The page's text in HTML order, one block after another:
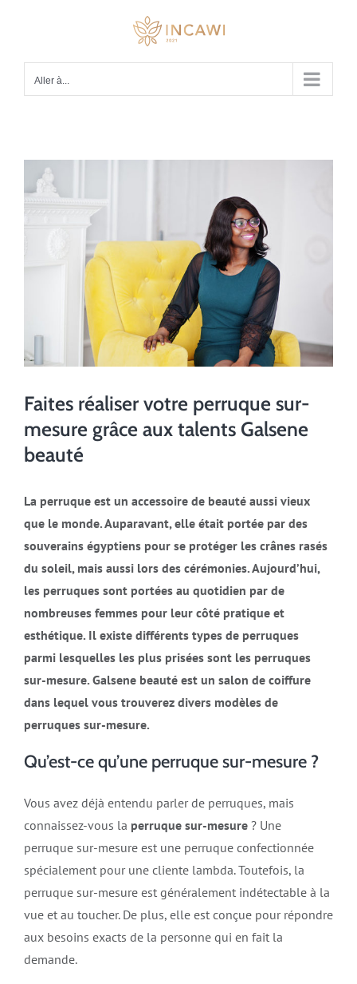
Aller à...
Faites réaliser votre perruque sur-
mesure grâce aux talents Galsene
beauté
La perruque est un accessoire de beauté aussi vieux
que le monde. Auparavant, elle était portée par des
souverains égyptiens pour se protéger les crânes rasés
du soleil, mais aussi lors des cérémonies. Aujourd’hui,
les perruques sont portées au quotidien par de
nombreuses femmes pour leur côté pratique et
esthétique. Il existe différents types de perruques
parmi lesquelles les plus prisées sont les perruques
sur-mesure. Galsene beauté est un salon de coiffure
dans lequel vous trouverez divers modèles de
perruques sur-mesure.
Qu’est-ce qu’une perruque sur-mesure ?
Vous avez déjà entendu parler de perruques, mais
connaissez-vous la perruque sur-mesure ? Une
perruque sur-mesure est une perruque confectionnée
spécialement pour une cliente lambda. Toutefois, la
perruque sur-mesure est généralement indétectable à la
vue et au toucher. De plus, elle est conçue pour répondre
aux besoins exacts de la personne qui en fait la
demande.